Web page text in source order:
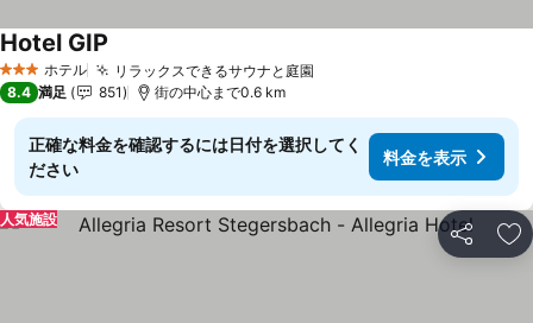
3 ホテルのランク
ホテル リラックスできるサウナと庭園
Hotel GIP
8.4 満足 851 街の中心まで0.6 km
正確な料金を確認するには日付を選択してく
ださい
料金を表示
シェア お
人気施設